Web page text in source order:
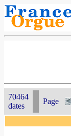
70464
dates
Page